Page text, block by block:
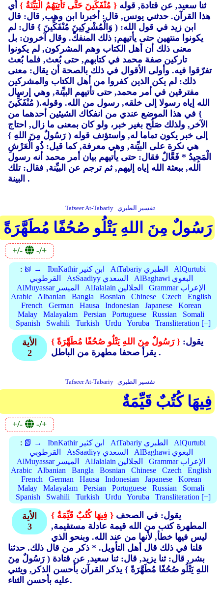
ثنا سعيد, عن قتادة, قوله { مُنْفَكِّينَ حَتَّى تَأْتِيَهُمُ الْبَيِّنَةُ } أي
هذا القرآن. حدثني يونس, قال: أخبرنا ابن وهب, قال: قال
ابن زيد في قول الله: ( وَالْمُشْرِكِينَ مُنْفَكِّينَ } قال: لم
يكونوا منتهين حتى يأتيهم; ذلك المنفكّ. وقال آخرون: بل
معنى ذلك أن أهل الكتاب وهم المشركون, لم يكونوا
تاركين صفة محمد في كتابهم, حتى بُعث, فلما بُعث
تفرّقوا فيه. وأولى الأقوال في ذلك بالصحة أن يقال: معنى
ذلك: لم يكن الذين كفروا من أهل الكتاب والمشركين
مفترقين في أمر محمد, حتى تأتيهم البيِّنة, وهي إرسال
الله إياه رسولا إلى خلقه, رسول من الله. وقوله.( مُنْفَكِّينَ
} في هذا الموضع عندي من انفكاك الشيئين أحدهما من
الآخر, ولذلك صَلُح بغير خبر، ولو كان بمعنى ما زال, احتاج
إلى خبر يكون تماما له, واستؤنف قوله ( رَسُولٌ مِنَ اللهِ }
هي نكرة على البيِّنة, وهي معرفة, كما قيل: ذُو الْعَرْشِ
الْمَجِيدُ * فَعَّالٌ فقال: حتى يأتيهم بيان أمر محمد أنه رسول
الله, ببعثة الله إياه إليهم, ثم ترجم عن البيِّنة, فقال: تلك
البينة .
Tafseer At-Tabariy تفسير الطبري
رَسُولٌ مِنَ اللهِ يَتْلُو صُحُفًا مُطَهَّرَةً
+/- -/+
: 📗 → IbnKathir ابن كثير AtTabariy الطبري
AlQurtubi
القرطوبي
AsSaadiyy السعدي
AlBaghawi البغوي
AlMuyassar الميسر
AlJalalain الجلالين
Grammar الإعراب
Arabic
Albanian Bangla Bosnian Chinese Czech
English
French
German Hausa Indonesian Japanese
Korean
Malay
Malayalam Persian Portuguese Russian
Somali
Spanish
Swahili Turkish Urdu Yoruba Transliteration [+]
الأية
2
{ رَسُولٌ مِنَ اللهِ يَتْلُو صُحُفًا مُطَهَّرَةً }
يقرأ صحفا مطهرة من الباطل .
Tafseer At-Tabariy تفسير الطبري
فِيهَا كُتُبٌ قَيِّمَةٌ
+/- -/+
: 📗 → IbnKathir ابن كثير AtTabariy الطبري
AlQurtubi
القرطوبي
AsSaadiyy السعدي
AlBaghawi البغوي
AlMuyassar الميسر
AlJalalain الجلالين
Grammar الإعراب
Arabic
Albanian Bangla Bosnian Chinese Czech
English
French
German Hausa Indonesian Japanese
Korean
Malay
Malayalam Persian Portuguese Russian
Somali
Spanish
Swahili Turkish Urdu Yoruba Transliteration [+]
الأية
3
{ فِيهَا كُتُبٌ قَيِّمَةٌ }
المطهرة كتب من الله قيمة عادلة مستقيمة,
ليس فيها خطأ, لأنها من عند الله. وبنحو الذي
قلنا في ذلك قال أهل التأويل. * ذكر من قال ذلك. حدثنا
بشر, قال: ثنا يزيد, قال: ثنا سعيد, عن قتادة ( رَسُولٌ مِنَ
اللهِ يَتْلُو صُحُفًا مُطَهَّرَةً } يذكر القرآن بأحسن الذكر, ويثني
عليه بأحسن الثناء.